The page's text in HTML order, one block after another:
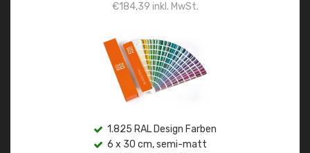
€184,39 inkl. MwSt.
1.825 RAL Design Farben
6 x 30 cm, semi-matt